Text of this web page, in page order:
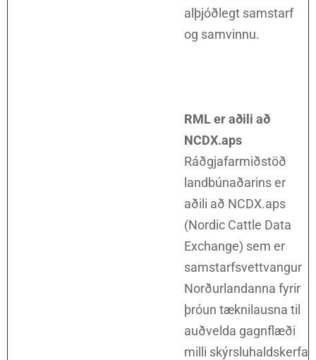
alþjóðlegt samstarf
og samvinnu.
RML er aðili að
NCDX.aps
Ráðgjafarmiðstöð
landbúnaðarins er
aðili að NCDX.aps
(Nordic Cattle Data
Exchange) sem er
samstarfsvettvangur
Norðurlandanna fyrir
þróun tæknilausna til
auðvelda gagnflæði
milli skýrsluhaldskerfa